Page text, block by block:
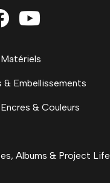

& Embellissements
& Couleurs
Albums & Project Life